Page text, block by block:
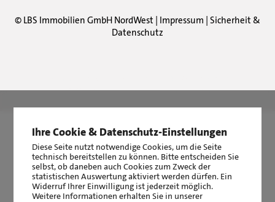
© LBS Immobilien GmbH NordWest | Impressum | Sicherheit &
Datenschutz
|2511Bewertungen auf ProvenExpert.com
Ihre Cookie & Datenschutz-Einstellungen
Diese Seite nutzt notwendige Cookies, um die Seite
technisch bereitstellen zu können. Bitte entscheiden Sie
selbst, ob daneben auch Cookies zum Zweck der
statistischen Auswertung aktiviert werden dürfen. Ein
Widerruf Ihrer Einwilligung ist jederzeit möglich.
Weitere Informationen erhalten Sie in unserer